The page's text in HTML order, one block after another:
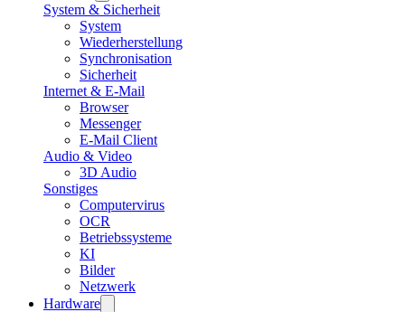
System & Sicherheit
System
Wiederherstellung
Synchronisation
Sicherheit
Internet & E-Mail
Browser
Messenger
E-Mail Client
Audio & Video
3D Audio
Sonstiges
Computervirus
OCR
Betriebssysteme
KI
Bilder
Netzwerk
Hardware